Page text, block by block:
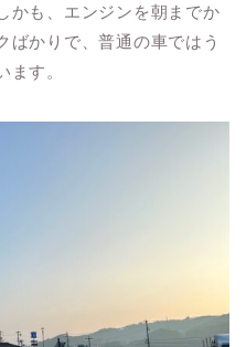
かも、エンジンを朝までか
ばかりで、普通の車ではう
ます。